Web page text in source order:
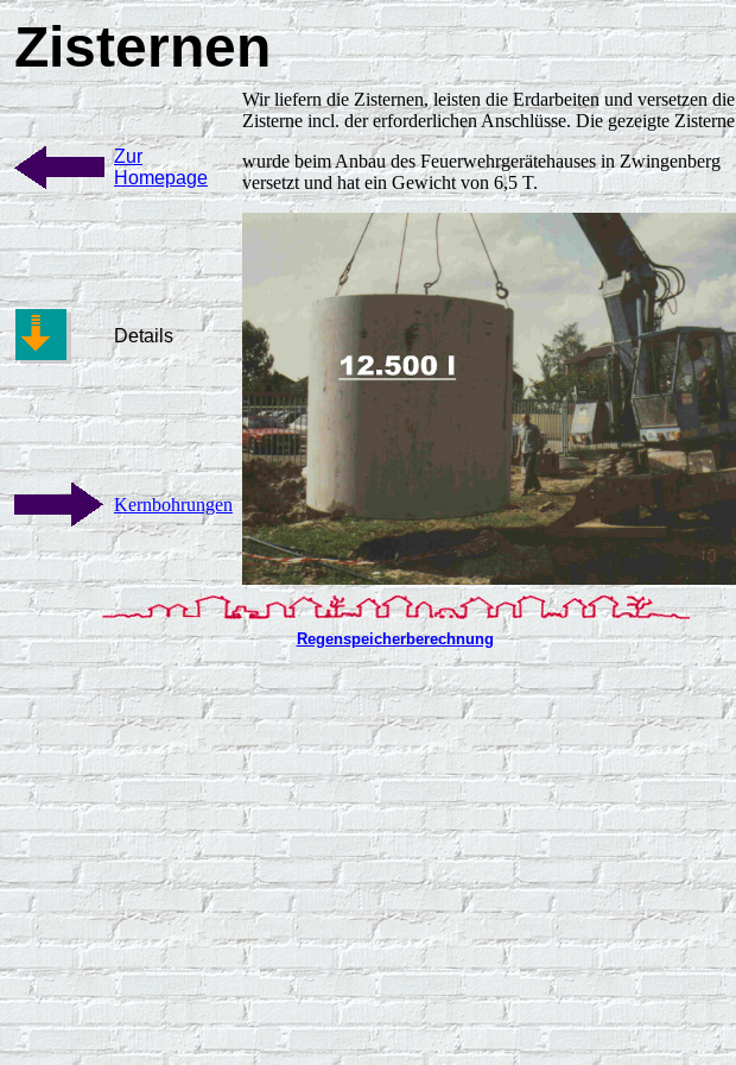
Zisternen
Zur
Homepage
Wir liefern die Zisternen, leisten die Erdarbeiten und versetzen die
Zisterne incl. der erforderlichen Anschlüsse. Die gezeigte Zisterne
wurde beim Anbau des Feuerwehrgerätehauses in Zwingenberg
versetzt und hat ein Gewicht von 6,5 T.
Details
Kernbohrungen
Regenspeicherberechnung